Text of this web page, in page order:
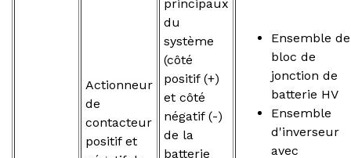
Actionneur
de
contacteur
positif et
principaux
du
système
(côté
positif (+)
et côté
négatif (-)
de la
batterie
Ensemble de
bloc de
jonction de
batterie HV
Ensemble
d'inverseur
avec